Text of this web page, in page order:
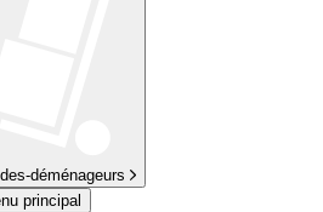
déménageurs
principal